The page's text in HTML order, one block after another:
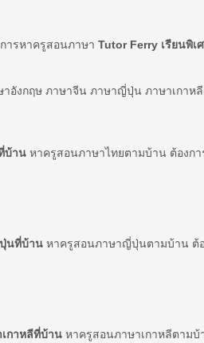
ารหาครูสอนภาษา Tutor Ferry เรียนพิเ
อังกฤษ ภาษาจีน ภาษาญี่ปุ่น ภาษาเกาห
บ้าน หาครูสอนภาษาไทยตามบ้าน ต้องกา
นที่บ้าน หาครูสอนภาษาญี่ปุ่นตามบ้าน ต้
กาหลีที่บ้าน หาครูสอนภาษาเกาหลีตามบ้